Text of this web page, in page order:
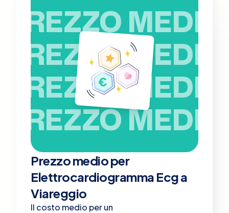
PREZZO MEDIO
PREZZO MEDIO
PREZZO MEDIO
PREZZO MEDIO
Prezzo medio per
Elettrocardiogramma Ecg a
Viareggio
Il costo medio per un